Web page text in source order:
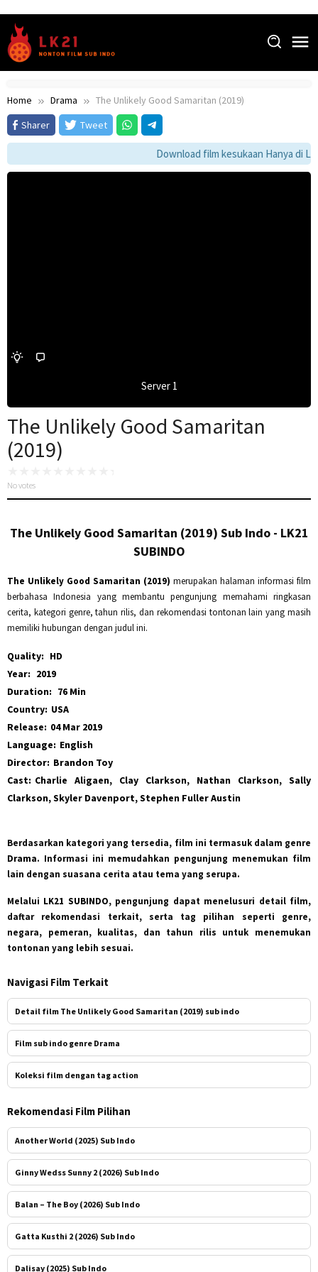
content
Home Drama
The Unlikely Good Samaritan (2019)
Sharer
Tweet
Download film kesukaan Hanya di
Server 1
The Unlikely Good Samaritan
(2019)
No votes
The Unlikely Good Samaritan (2019) Sub Indo - LK21
SUBINDO
The Unlikely Good Samaritan (2019) merupakan halaman informasi film
berbahasa Indonesia yang membantu pengunjung memahami ringkasan
cerita, kategori genre, tahun rilis, dan rekomendasi tontonan lain yang masih
memiliki hubungan dengan judul ini.
Quality: HD
Year: 2019
Duration: 76 Min
Country: USA
Release: 04 Mar 2019
Language: English
Director: Brandon Toy
Cast: Charlie Aligaen, Clay Clarkson, Nathan Clarkson, Sally
Clarkson,Skyler Davenport,Stephen Fuller Austin
Berdasarkan kategori yang tersedia, film ini termasuk dalam genre
Drama. Informasi ini memudahkan pengunjung menemukan film
lain dengan suasana cerita atau tema yang serupa.
Melalui LK21 SUBINDO, pengunjung dapat menelusuri detail film,
daftar rekomendasi terkait, serta tag pilihan seperti genre,
negara, pemeran, kualitas, dan tahun rilis untuk menemukan
tontonan yang lebih sesuai.
Navigasi Film Terkait
Detail film The Unlikely Good Samaritan (2019) sub indo
Film sub indo genre Drama
Koleksi film dengan tag action
Rekomendasi Film Pilihan
Another World (2025) Sub Indo
Ginny Wedss Sunny 2 (2026) Sub Indo
Balan – The Boy (2026) Sub Indo
Gatta Kusthi 2 (2026) Sub Indo
Dalisay (2025) Sub Indo